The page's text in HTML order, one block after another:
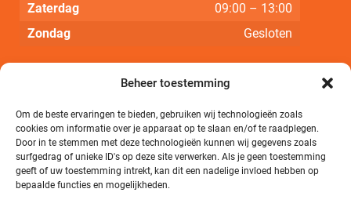
Beheer toestemming
Om de beste ervaringen te bieden, gebruiken wij technologieën zoals
cookies om informatie over je apparaat op te slaan en/of te raadplegen.
Door in te stemmen met deze technologieën kunnen wij gegevens zoals
surfgedrag of unieke ID's op deze site verwerken. Als je geen toestemming
geeft of uw toestemming intrekt, kan dit een nadelige invloed hebben op
bepaalde functies en mogelijkheden.
Zaterdag
09:00 – 13:00
Zondag
Gesloten
Fietsen
Merken
Onderhoud & Service